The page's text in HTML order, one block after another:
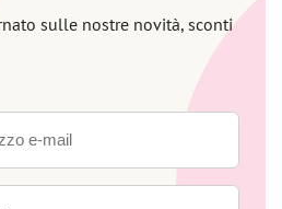
sulle nostre novità, sconti